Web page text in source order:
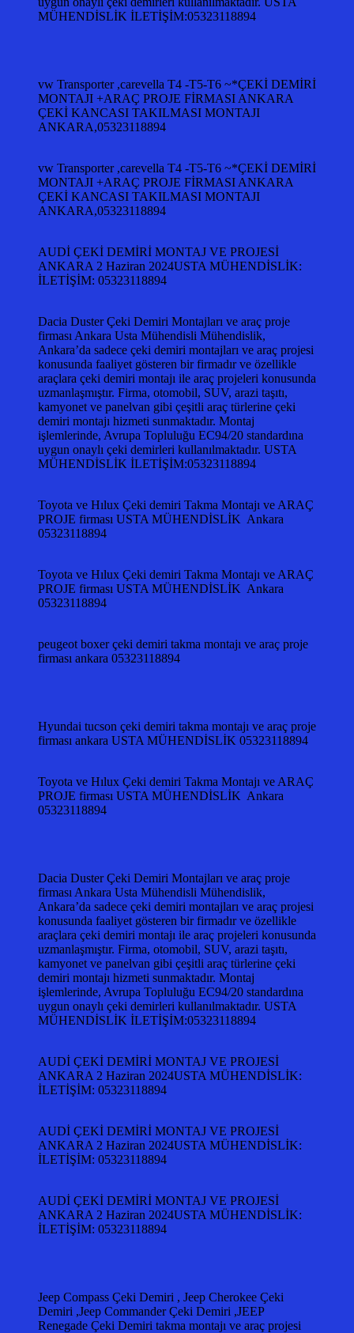
MÜHENDİSLİK İLETİŞİM:05323118894
vw Transporter ,carevella T4 -T5-T6 ~*ÇEKİ DEMİRİ
MONTAJI +ARAÇ PROJE FİRMASI ANKARA
ÇEKİ KANCASI TAKILMASI MONTAJI
ANKARA,05323118894
vw Transporter ,carevella T4 -T5-T6 ~*ÇEKİ DEMİRİ
MONTAJI +ARAÇ PROJE FİRMASI ANKARA
ÇEKİ KANCASI TAKILMASI MONTAJI
ANKARA,05323118894
AUDİ ÇEKİ DEMİRİ MONTAJ VE PROJESİ
ANKARA 2 Haziran 2024USTA MÜHENDİSLİK:
İLETİŞİM: 05323118894
Dacia Duster Çeki Demiri Montajları ve araç proje
firması Ankara Usta Mühendisli Mühendislik,
Ankara’da sadece çeki demiri montajları ve araç projesi
konusunda faaliyet gösteren bir firmadır ve özellikle
araçlara çeki demiri montajı ile araç projeleri konusunda
uzmanlaşmıştır. Firma, otomobil, SUV, arazi taşıtı,
kamyonet ve panelvan gibi çeşitli araç türlerine çeki
demiri montajı hizmeti sunmaktadır. Montaj
işlemlerinde, Avrupa Topluluğu EC94/20 standardına
uygun onaylı çeki demirleri kullanılmaktadır. USTA
MÜHENDİSLİK İLETİŞİM:05323118894
Toyota ve Hılux Çeki demiri Takma Montajı ve ARAÇ
PROJE firması USTA MÜHENDİSLİK Ankara
05323118894
Toyota ve Hılux Çeki demiri Takma Montajı ve ARAÇ
PROJE firması USTA MÜHENDİSLİK Ankara
05323118894
peugeot boxer çeki demiri takma montajı ve araç proje
firması ankara 05323118894
Hyundai tucson çeki demiri takma montajı ve araç proje
firması ankara USTA MÜHENDİSLİK 05323118894
Toyota ve Hılux Çeki demiri Takma Montajı ve ARAÇ
PROJE firması USTA MÜHENDİSLİK Ankara
05323118894
Dacia Duster Çeki Demiri Montajları ve araç proje
firması Ankara Usta Mühendisli Mühendislik,
Ankara’da sadece çeki demiri montajları ve araç projesi
konusunda faaliyet gösteren bir firmadır ve özellikle
araçlara çeki demiri montajı ile araç projeleri konusunda
uzmanlaşmıştır. Firma, otomobil, SUV, arazi taşıtı,
kamyonet ve panelvan gibi çeşitli araç türlerine çeki
demiri montajı hizmeti sunmaktadır. Montaj
işlemlerinde, Avrupa Topluluğu EC94/20 standardına
uygun onaylı çeki demirleri kullanılmaktadır. USTA
MÜHENDİSLİK İLETİŞİM:05323118894
AUDİ ÇEKİ DEMİRİ MONTAJ VE PROJESİ
ANKARA 2 Haziran 2024USTA MÜHENDİSLİK:
İLETİŞİM: 05323118894
AUDİ ÇEKİ DEMİRİ MONTAJ VE PROJESİ
ANKARA 2 Haziran 2024USTA MÜHENDİSLİK:
İLETİŞİM: 05323118894
AUDİ ÇEKİ DEMİRİ MONTAJ VE PROJESİ
ANKARA 2 Haziran 2024USTA MÜHENDİSLİK:
İLETİŞİM: 05323118894
Jeep Compass Çeki Demiri , Jeep Cherokee Çeki
Demiri ,Jeep Commander Çeki Demiri ,JEEP
Renegade Çeki Demiri takma montajı ve araç projesi